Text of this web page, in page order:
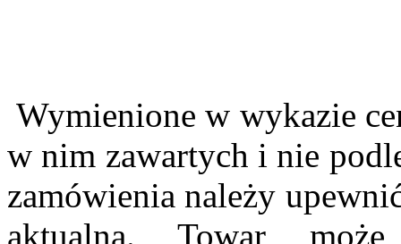
Wymienione w wykazie
w nim zawartych i nie
zamówienia należy
aktualna. Towar